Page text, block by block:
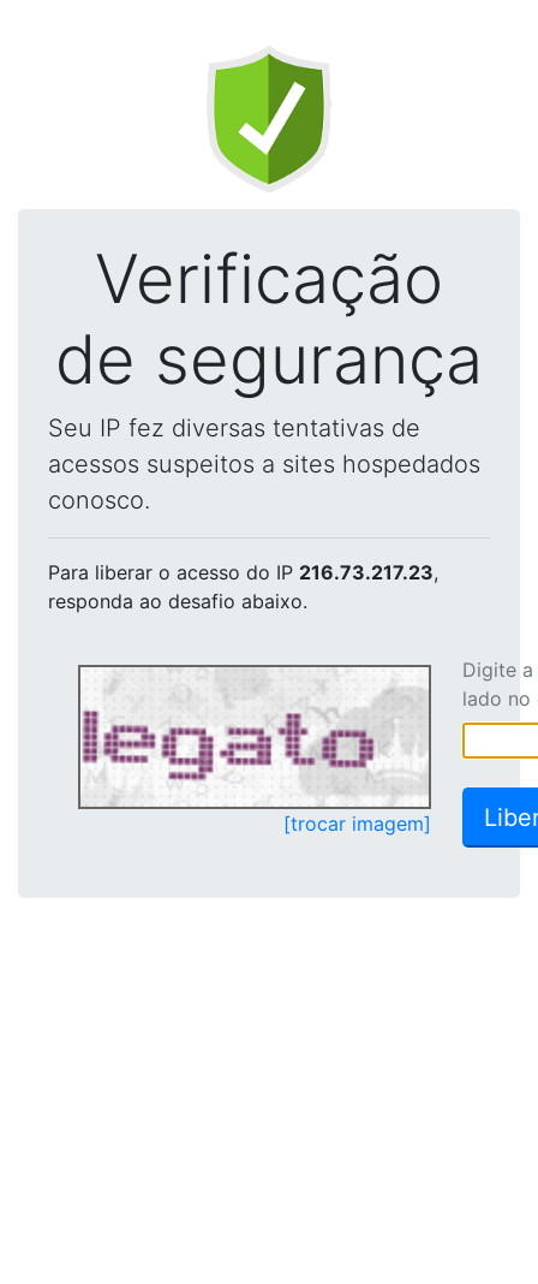
Verificação
de segurança
Seu IP fez diversas tentativas de
acessos suspeitos a sites hospedados
conosco.
Para liberar o acesso do IP 216.73.217.23,
responda ao desafio abaixo.
[trocar imagem]
Digite
lado no